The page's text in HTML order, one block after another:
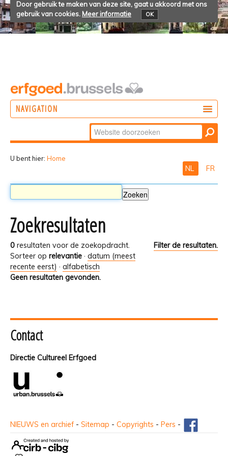
Door gebruik te maken van deze site, gaat u akkoord met ons
gebruik van cookies. Meer informatie OK
NAVIGATION
Zoek
Geavanceerd
U bent hier: Home
NL FR
Zoekresultaten
0 resultaten voor de zoekopdracht.
Filter de resultaten.
Sorteer op relevantie · datum (meest
recente eerst) · alfabetisch
Geen resultaten gevonden.
Contact
Directie Cultureel Erfgoed
NIEUWS en archief - Sitemap - Copyrights - Pers -